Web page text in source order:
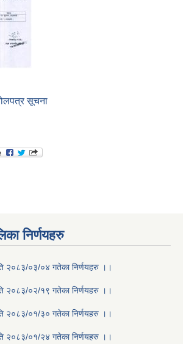
सूचना
निर्णयहरु
२०८३/०३/०४ गतेका निर्णयहरु ।।
२०८३/०२/१९ गतेका निर्णयहरु ।।
२०८३/०१/३० गतेका निर्णयहरु ।।
२०८३/०१/२४ गतेका निर्णयहरु ।।